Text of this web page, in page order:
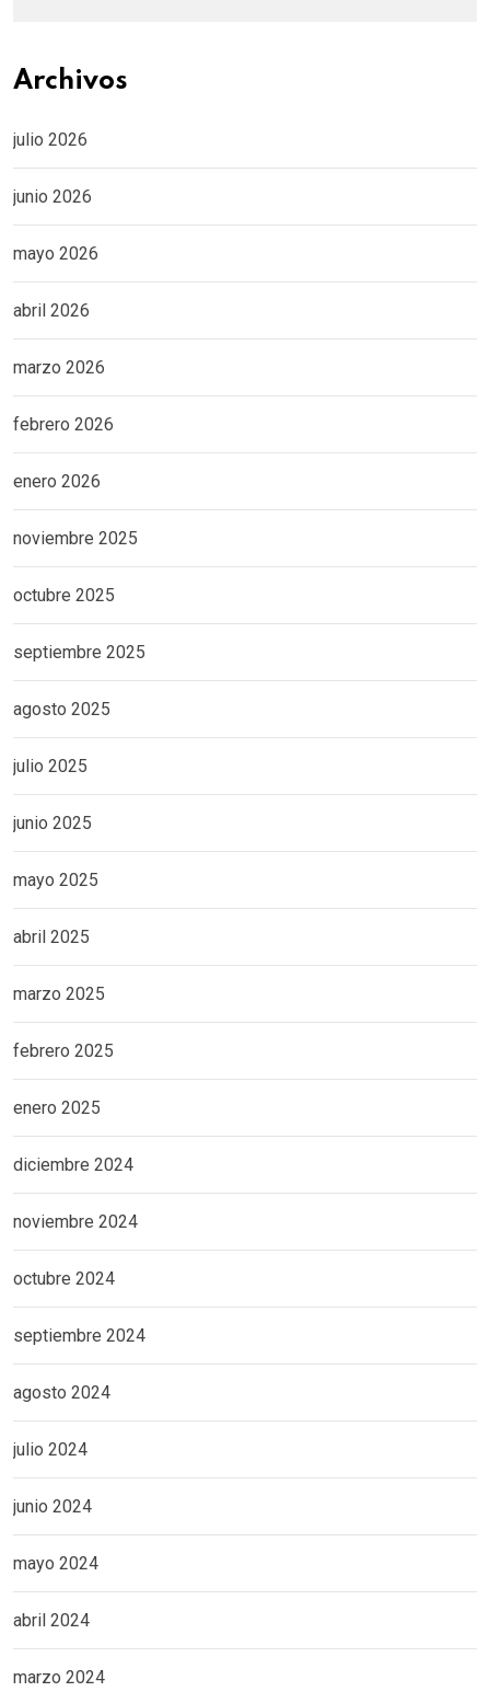
Archivos
julio 2026
junio 2026
mayo 2026
abril 2026
marzo 2026
febrero 2026
enero 2026
noviembre 2025
octubre 2025
septiembre 2025
agosto 2025
julio 2025
junio 2025
mayo 2025
abril 2025
marzo 2025
febrero 2025
enero 2025
diciembre 2024
noviembre 2024
octubre 2024
septiembre 2024
agosto 2024
julio 2024
junio 2024
mayo 2024
abril 2024
marzo 2024